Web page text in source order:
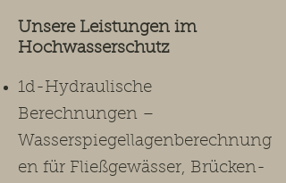
Unsere Leistungen im
Hochwasserschutz ​
1d-Hydraulische
Berechnungen –
Wasserspiegellagenberechnung
en für Fließgewässer, Brücken-